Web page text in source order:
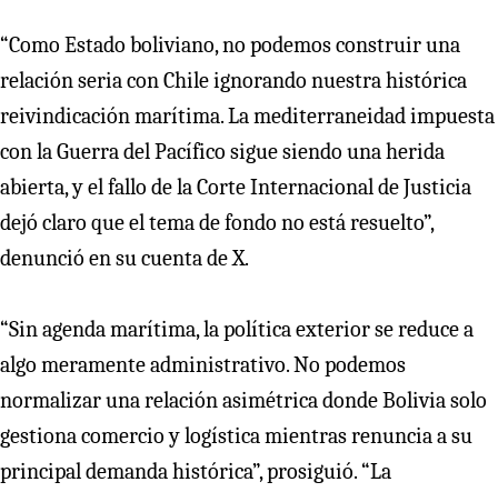
“Como Estado boliviano, no podemos construir una
relación seria con Chile ignorando nuestra histórica
reivindicación marítima. La mediterraneidad impuesta
con la Guerra del Pacífico sigue siendo una herida
abierta, y el fallo de la Corte Internacional de Justicia
dejó claro que el tema de fondo no está resuelto”,
denunció en su cuenta de X.
“Sin agenda marítima, la política exterior se reduce a
algo meramente administrativo. No podemos
normalizar una relación asimétrica donde Bolivia solo
gestiona comercio y logística mientras renuncia a su
principal demanda histórica”, prosiguió. “La